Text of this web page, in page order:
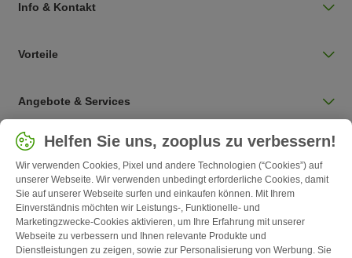
Info & Kontakt
Vorteile
Angebote & Services
Land auswählen
Deutschland / DE
Follow zooplus
Helfen Sie uns, zooplus zu verbessern!
Wir verwenden Cookies, Pixel und andere Technologien (“Cookies”) auf
unserer Webseite. Wir verwenden unbedingt erforderliche Cookies, damit
Sie auf unserer Webseite surfen und einkaufen können. Mit Ihrem
Einverständnis möchten wir Leistungs-, Funktionelle- und
Marketingzwecke-Cookies aktivieren, um Ihre Erfahrung mit unserer
Webseite zu verbessern und Ihnen relevante Produkte und
Dienstleistungen zu zeigen, sowie zur Personalisierung von Werbung. Sie